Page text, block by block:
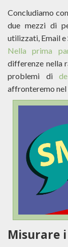
Concludiamo
due mezzi di
utilizzati, Email e
Nella prima
differenze nella
problemi di
affronteremo
Misurare